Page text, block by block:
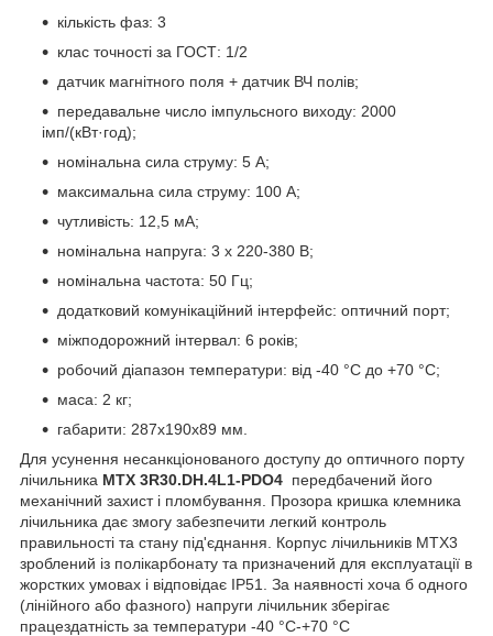
кількість фаз: 3
клас точності за ГОСТ: 1/2
датчик магнітного поля + датчик ВЧ полів;
передавальне число імпульсного виходу: 2000
імп/(кВт·год);
номінальна сила струму: 5 А;
максимальна сила струму: 100 А;
чутливість: 12,5 мА;
номінальна напруга: 3 х 220-380 В;
номінальна частота: 50 Гц;
додатковий комунікаційний інтерфейс: оптичний порт;
міжподорожний інтервал: 6 років;
робочий діапазон температури: від -40 °C до +70 °C;
маса: 2 кг;
габарити: 287x190x89 мм.
Для усунення несанкціонованого доступу до оптичного порту
лічильника MTX 3R30.DH.4L1-PDO4 передбачений його
механічний захист і пломбування. Прозора кришка клемника
лічильника дає змогу забезпечити легкий контроль
правильності та стану під'єднання. Корпус лічильників МТХ3
зроблений із полікарбонату та призначений для експлуатації в
жорстких умовах і відповідає IP51. За наявності хоча б одного
(лінійного або фазного) напруги лічильник зберігає
працездатність за температури -40 °C-+70 °C